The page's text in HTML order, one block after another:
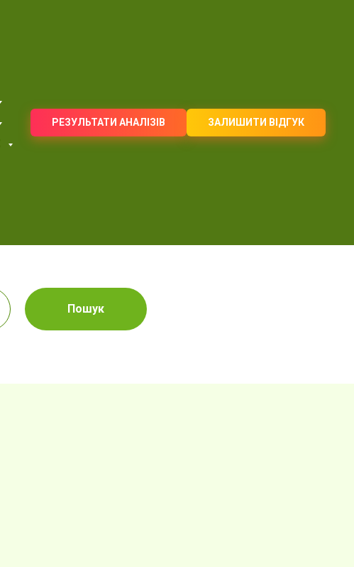
РЕЗУЛЬТАТИ АНАЛІЗІВ ЗАЛИШИТИ ВІДГУК
Пошук